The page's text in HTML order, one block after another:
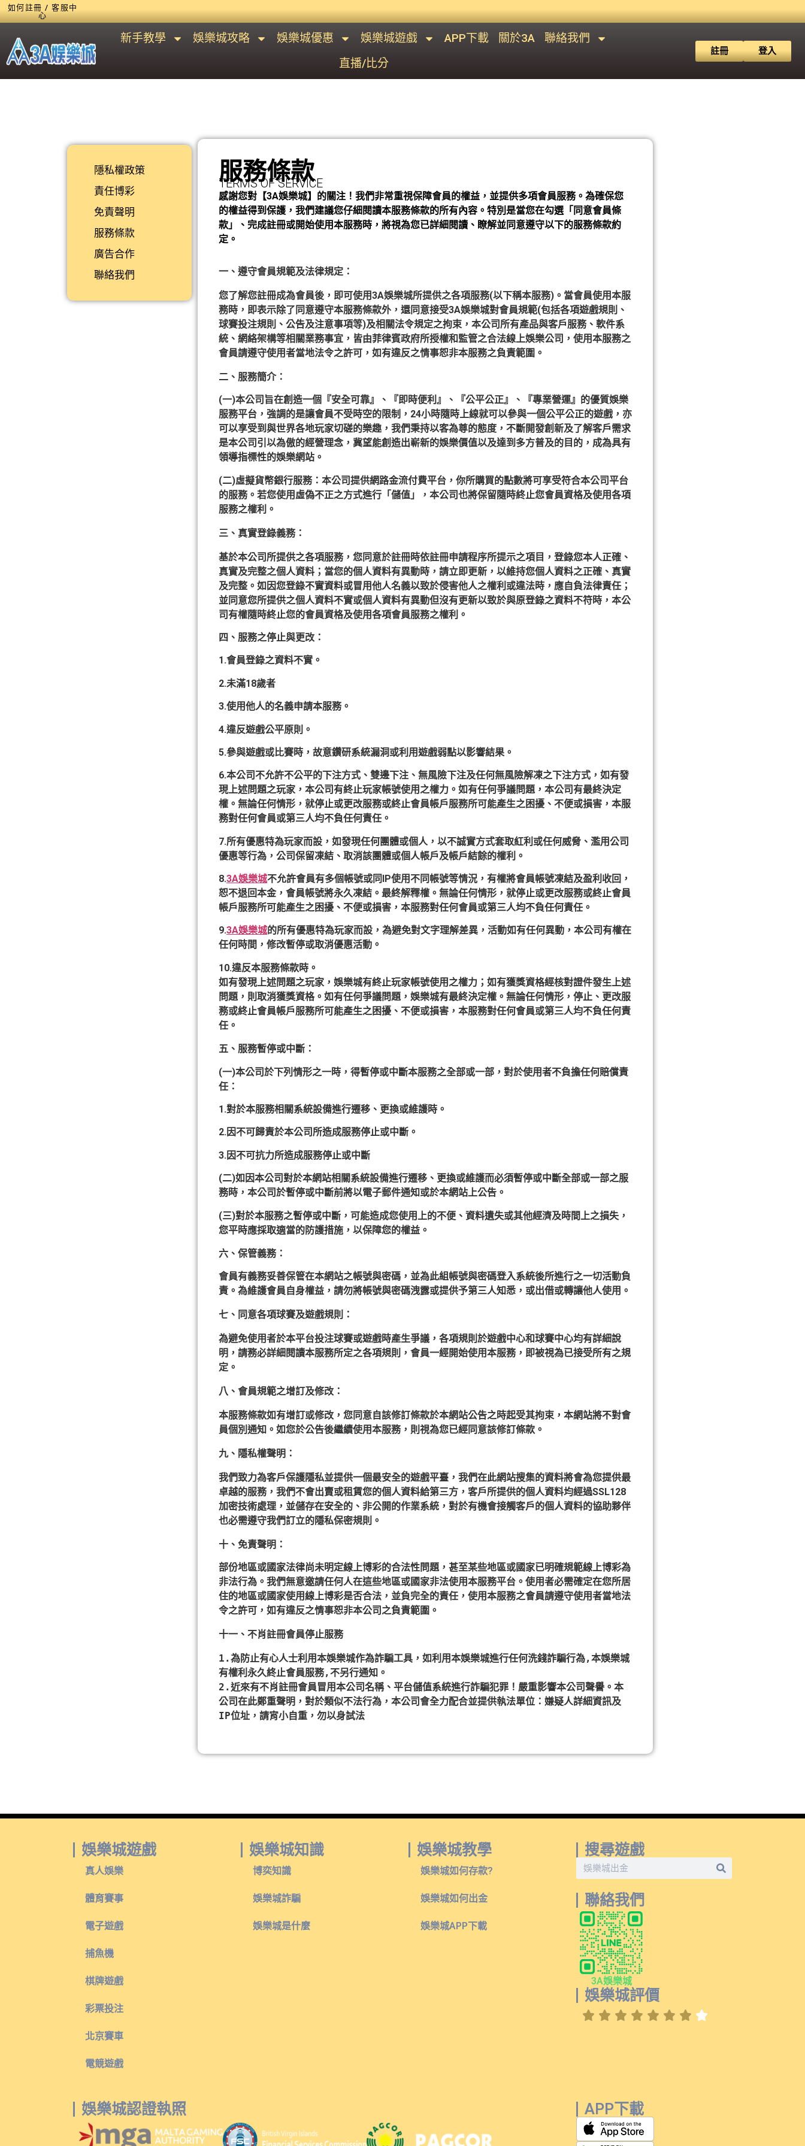
如何註冊 / 客服中
心
新手教學 娛樂城攻略 娛樂城優惠 娛樂城遊戲 APP下載 關於3A
聯絡我們
直播/比分
登入
註冊
隱私權政策
責任博彩
免責聲明
服務條款
廣告合作
聯絡我們
服務條款
TERMS OF SERVICE
感謝您對【3A娛樂城】的關注！我們非常重視保障會員的權益，並提供多項會員服務。為確保您
的權益得到保護，我們建議您仔細閱讀本服務條款的所有內容。特別是當您在勾選「同意會員條
款」、完成註冊或開始使用本服務時，將視為您已詳細閱讀、瞭解並同意遵守以下的服務條款約
定。
一、遵守會員規範及法律規定：
您了解您註冊成為會員後，即可使用3A娛樂城所提供之各項服務(以下稱本服務)。當會員使用本服
務時，即表示除了同意遵守本服務條款外，還同意接受3A娛樂城對會員規範(包括各項遊戲規則、
球賽投注規則、公告及注意事項等)及相關法令規定之拘束，本公司所有產品與客戶服務、軟件系
統、網絡架構等相關業務事宜，皆由菲律賓政府所授權和監管之合法線上娛樂公司，使用本服務之
會員請遵守使用者當地法令之許可，如有違反之情事恕非本服務之負責範圍。
二、服務簡介：
(一)本公司旨在創造一個『安全可靠』、『即時便利』、『公平公正』、『專業營運』的優質娛樂
服務平台，強調的是讓會員不受時空的限制，24小時隨時上線就可以參與一個公平公正的遊戲，亦
可以享受到與世界各地玩家切磋的樂趣，我們秉持以客為尊的態度，不斷開發創新及了解客戶需求
是本公司引以為傲的經營理念，冀望能創造出嶄新的娛樂價值以及達到多方普及的目的，成為具有
領導指標性的娛樂網站。
(二)虛擬貨幣銀行服務：本公司提供網路金流付費平台，你所購買的點數將可享受符合本公司平台
的服務。若您使用虛偽不正之方式進行「儲值」，本公司也將保留隨時終止您會員資格及使用各項
服務之權利。
三、真實登錄義務：
基於本公司所提供之各項服務，您同意於註冊時依註冊申請程序所提示之項目，登錄您本人正確、
真實及完整之個人資料；當您的個人資料有異動時，請立即更新，以維持您個人資料之正確、真實
及完整。如因您登錄不實資料或冒用他人名義以致於侵害他人之權利或違法時，應自負法律責任；
並同意您所提供之個人資料不實或個人資料有異動但沒有更新以致於與原登錄之資料不符時，本公
司有權隨時終止您的會員資格及使用各項會員服務之權利。
四、服務之停止與更改：
1.會員登錄之資料不實。
2.未滿18歲者
3.使用他人的名義申請本服務。
4.違反遊戲公平原則。
5.參與遊戲或比賽時，故意鑽研系統漏洞或利用遊戲弱點以影響結果。
6.本公司不允許不公平的下注方式、雙邊下注、無風險下注及任何無風險解凍之下注方式，如有發
現上述問題之玩家，本公司有終止玩家帳號使用之權力。如有任何爭議問題，本公司有最終決定
權。無論任何情形，就停止或更改服務或終止會員帳戶服務所可能產生之困擾、不便或損害，本服
務對任何會員或第三人均不負任何責任。
7.所有優惠特為玩家而設，如發現任何團體或個人，以不誠實方式套取紅利或任何威脅、濫用公司
優惠等行為，公司保留凍結、取消該團體或個人帳戶及帳戶結餘的權利。
8.3A娛樂城不允許會員有多個帳號或同IP使用不同帳號等情況，有權將會員帳號凍結及盈利收回，
恕不退回本金，會員帳號將永久凍結。最終解釋權。無論任何情形，就停止或更改服務或終止會員
帳戶服務所可能產生之困擾、不便或損害，本服務對任何會員或第三人均不負任何責任。
9.3A娛樂城的所有優惠特為玩家而設，為避免對文字理解差異，活動如有任何異動，本公司有權在
任何時間，修改暫停或取消優惠活動。
10.違反本服務條款時。
如有發現上述問題之玩家，娛樂城有終止玩家帳號使用之權力；如有獲獎資格經核對證件發生上述
問題，則取消獲獎資格。如有任何爭議問題，娛樂城有最終決定權。無論任何情形，停止、更改服
務或終止會員帳戶服務所可能產生之困擾、不便或損害，本服務對任何會員或第三人均不負任何責
任。
五、服務暫停或中斷：
(一)本公司於下列情形之一時，得暫停或中斷本服務之全部或一部，對於使用者不負擔任何賠償責
任：
1.對於本服務相關系統設備進行遷移、更換或維護時。
2.因不可歸責於本公司所造成服務停止或中斷。
3.因不可抗力所造成服務停止或中斷
(二)如因本公司對於本網站相關系統設備進行遷移、更換或維護而必須暫停或中斷全部或一部之服
務時，本公司於暫停或中斷前將以電子郵件通知或於本網站上公告。
(三)對於本服務之暫停或中斷，可能造成您使用上的不便、資料遺失或其他經濟及時間上之損失，
您平時應採取適當的防護措施，以保障您的權益。
六、保管義務：
會員有義務妥善保管在本網站之帳號與密碼，並為此組帳號與密碼登入系統後所進行之一切活動負
責。為維護會員自身權益，請勿將帳號與密碼洩露或提供予第三人知悉，或出借或轉讓他人使用。
七、同意各項球賽及遊戲規則：
為避免使用者於本平台投注球賽或遊戲時產生爭議，各項規則於遊戲中心和球賽中心均有詳細說
明，請務必詳細閱讀本服務所定之各項規則，會員一經開始使用本服務，即被視為已接受所有之規
定。
八、會員規範之增訂及修改：
本服務條款如有增訂或修改，您同意自該修訂條款於本網站公告之時起受其拘束，本網站將不對會
員個別通知。如您於公告後繼續使用本服務，則視為您已經同意該修訂條款。
九、隱私權聲明：
我們致力為客戶保護隱私並提供一個最安全的遊戲平臺，我們在此網站搜集的資料將會為您提供最
卓越的服務，我們不會出賣或租賃您的個人資料給第三方，客戶所提供的個人資料均經過SSL128
加密技術處理，並儲存在安全的、非公開的作業系統，對於有機會接觸客戶的個人資料的協助夥伴
也必需遵守我們訂立的隱私保密規則。
十、免責聲明：
部份地區或國家法律尚未明定線上博彩的合法性問題，甚至某些地區或國家已明確規範線上博彩為
非法行為。我們無意邀請任何人在這些地區或國家非法使用本服務平台。使用者必需確定在您所居
住的地區或國家使用線上博彩是否合法，並負完全的責任，使用本服務之會員請遵守使用者當地法
令之許可，如有違反之情事恕非本公司之負責範圍。
十一、不肖註冊會員停止服務
1.為防止有心人士利用本娛樂城作為詐騙工具，如利用本娛樂城進行任何洗錢詐騙行為,本娛樂城
有權利永久終止會員服務,不另行通知。
2.近來有不肖註冊會員冒用本公司名稱、平台儲值系統進行詐騙犯罪！嚴重影響本公司聲譽。本
公司在此鄭重聲明，對於類似不法行為，本公司會全力配合並提供執法單位：嫌疑人詳細資訊及
IP位址，請宵小自重，勿以身試法
娛樂城遊戲
真人娛樂
體育賽事
電子遊戲
捕魚機
棋牌遊戲
彩票投注
北京賽車
電競遊戲
娛樂城知識
博奕知識
娛樂城詐騙
娛樂城是什麼
娛樂城教學
娛樂城如何存款?
娛樂城如何出金
娛樂城APP下載
搜尋遊戲
聯絡我們
3A娛樂城
娛樂城評價
娛樂城認證執照 APP下載